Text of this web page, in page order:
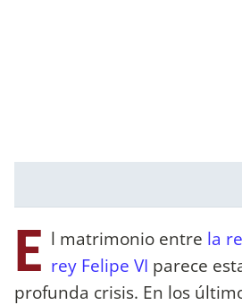
E l matrimonio entre la
rey Felipe VI parece
profunda crisis. En los